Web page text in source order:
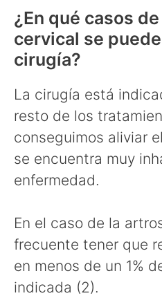
¿En qué casos
cervical se
cirugía?
La cirugía está
resto de los
conseguimos aliviar
se encuentra muy
enfermedad.
En el caso de la
frecuente tener que
en menos de un 1%
indicada (2).